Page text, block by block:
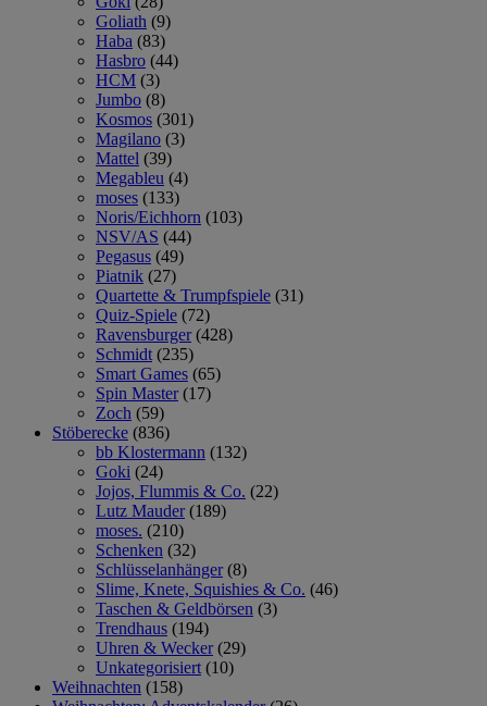
Goliath (9)
Haba (83)
Hasbro (44)
HCM (3)
Jumbo (8)
Kosmos (301)
Magilano (3)
Mattel (39)
Megableu (4)
moses (133)
Noris/Eichhorn (103)
NSV/AS (44)
Pegasus (49)
Piatnik (27)
Quartette & Trumpfspiele (31)
Quiz-Spiele (72)
Ravensburger (428)
Schmidt (235)
Smart Games (65)
Spin Master (17)
Zoch (59)
Stöberecke (836)
bb Klostermann (132)
Goki (24)
Jojos, Flummis & Co. (22)
Lutz Mauder (189)
moses. (210)
Schenken (32)
Schlüsselanhänger (8)
Slime, Knete, Squishies & Co. (46)
Taschen & Geldbörsen (3)
Trendhaus (194)
Uhren & Wecker (29)
Unkategorisiert (10)
Weihnachten (158)